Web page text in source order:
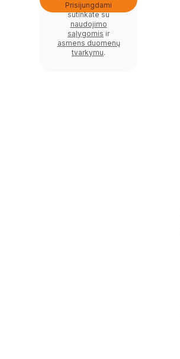
Prisijungdami
sutinkate su
naudojimo
sąlygomis ir
asmens duomenų
tvarkymu.